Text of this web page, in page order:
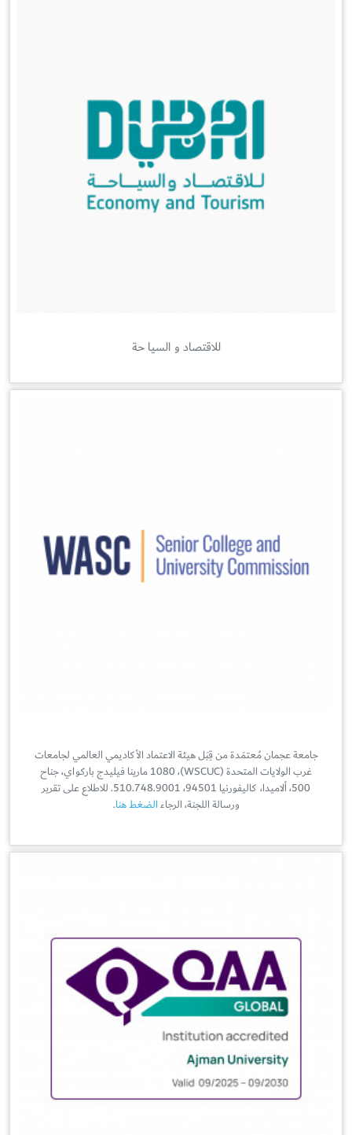
للاقتصاد و السیا حة
جامعة عجمان مُعتمَدة من قِبَل هيئة الاعتماد الأكاديمي العالمي لجامعات
غرب الولايات المتحدة(WSCUC)
، 1080 مارينا فيليدج باركواي، جناح
500، ألاميدا، كاليفورنيا 94501، 510.748.9001. للاطلاع على تقرير
ورسالة اللجنة، الرجاءالضغط هنا.